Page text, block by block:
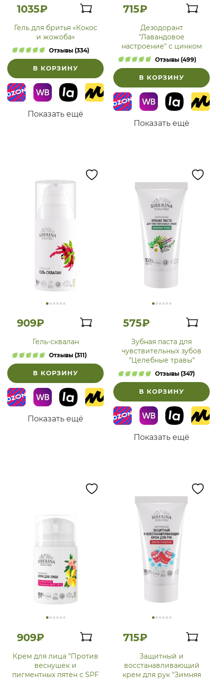
1035₽
Гель для бритья «Кокос
и жожоба»
Отзывы (334)
В КОРЗИНУ
Показать ещё
715₽
Дезодорант
"Лавандовое
настроение" с цинком
Отзывы (499)
В КОРЗИНУ
Показать ещё
909₽
Гель-сквалан
Отзывы (311)
В КОРЗИНУ
Показать ещё
575₽
Зубная паста для
чувствительных зубов
"Целебные травы"
Отзывы (347)
В КОРЗИНУ
Показать ещё
909₽
Крем для лица "Против
веснушек и
пигментных пятен с SPF
715₽
Защитный и
восстанавливающий
крем для рук "Зимняя